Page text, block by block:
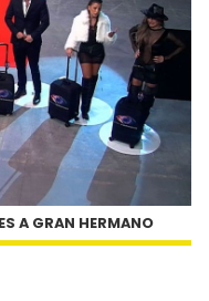
A GRAN HERMANO